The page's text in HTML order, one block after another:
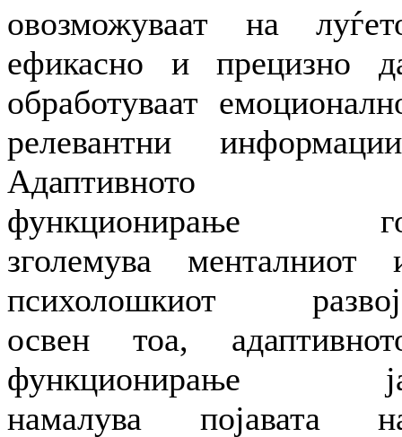
овозможуваат на
ефикасно и прецизно
обработуваат
релевантни
Адаптивното
функционирање
зголемува менталниот
психолошкиот
освен тоа,
функционирање
намалува појавата